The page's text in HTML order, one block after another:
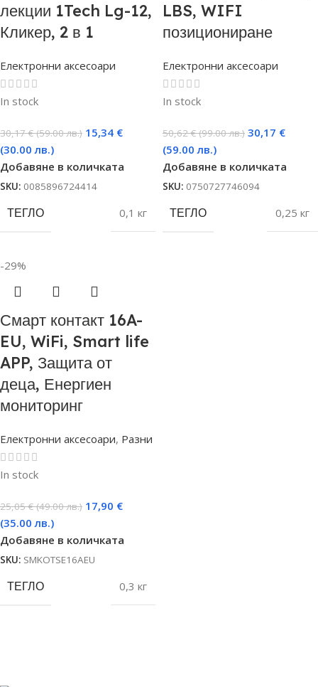
лекции 1Tech Lg-12,
Кликер, 2 в 1
Електронни аксесоари
In stock
30,17€ (59.00 лв.) 15,34 €
(30.00 лв.)
Добавяне в количката
SKU: 0085896724414
ТЕГЛО 0,1 кг
LBS, WIFI
позициониране
Електронни аксесоари
In stock
50,62€ (99.00 лв.) 30,17 €
(59.00 лв.)
Добавяне в количката
SKU: 0750727746094
ТЕГЛО 0,25 кг
-29%
Смарт контакт 16A-
EU, WiFi, Smart life
APP, Защита от
деца, Енергиен
мониторинг
Електронни аксесоари, Разни
In stock
25,05€ (49.00 лв.) 17,90 €
(35.00 лв.)
Добавяне в количката
SKU: SMKOTSE16AEU
ТЕГЛО 0,3 кг